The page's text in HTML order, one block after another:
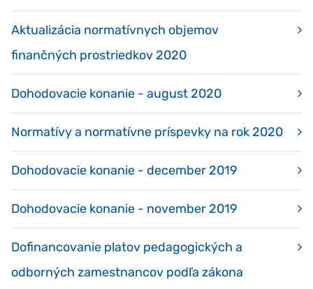
Aktualizácia normatívnych objemov
finančných prostriedkov 2020
Dohodovacie konanie - august 2020
Normatívy a normatívne príspevky na rok 2020
Dohodovacie konanie - december 2019
Dohodovacie konanie - november 2019
Dofinancovanie platov pedagogických a
odborných zamestnancov podľa zákona